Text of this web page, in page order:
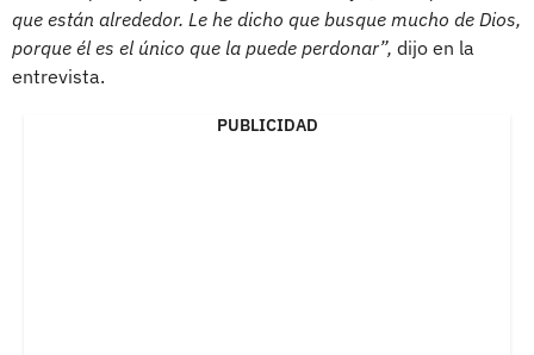
que están alrededor. Le he dicho que busque mucho de Dios,
porque él es el único que la puede perdonar”, dijo en la
entrevista.
PUBLICIDAD